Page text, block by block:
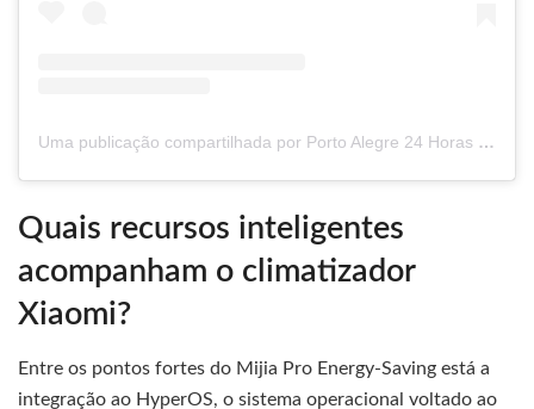
Uma publicação compartilhada por Porto Alegre 24 Horas (@portoalegre24horas)
Quais recursos inteligentes
acompanham o climatizador
Xiaomi?
Entre os pontos fortes do Mijia Pro Energy-Saving está a
integração ao HyperOS, o sistema operacional voltado ao